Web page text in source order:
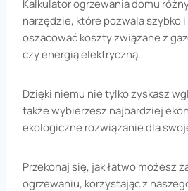
Kalkulator ogrzewania domu
narzędzie, które pozwala szybko
oszacować koszty związane z
czy energią elektryczną.
Dzięki niemu nie tylko zyskasz
także wybierzesz najbardziej
ekologiczne rozwiązanie dla
Przekonaj się, jak łatwo możesz
ogrzewaniu, korzystając z